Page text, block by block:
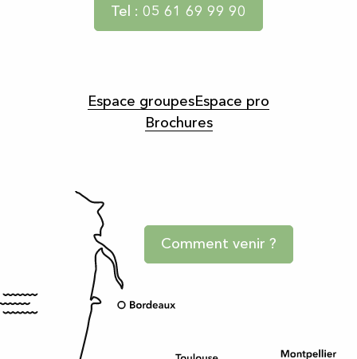
Tel : 05 61 69 99 90
Espace groupesEspace pro
Brochures
Comment venir ?